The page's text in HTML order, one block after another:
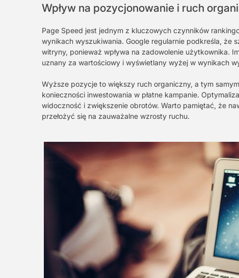
Wpływ na pozycjonowanie i ruch
Page Speed jest jednym z kluczowych czynników
wynikach wyszukiwania. Google regularnie podkreśla, że
witryny, ponieważ wpływa na zadowolenie użytkownika.
uznany za wartościowy i wyświetlany wyżej w wynikach
Wyższe pozycje to większy ruch organiczny, a tym
konieczności inwestowania w płatne kampanie.
widoczność i zwiększenie obrotów. Warto pamiętać, że
przełożyć się na zauważalne wzrosty ruchu.